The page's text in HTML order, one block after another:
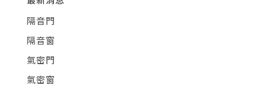
隔音門
隔音窗
氣密門
氣密窗